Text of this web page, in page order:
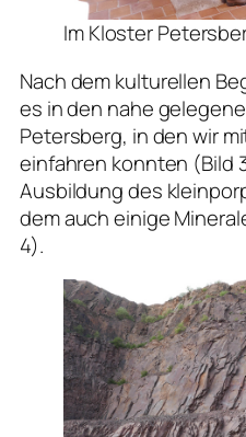
Im Kloster
Nach dem kulturellen
es in den nahe
Petersberg, in den wir
einfahren konnten (Bild
Ausbildung des
dem auch einige
4).